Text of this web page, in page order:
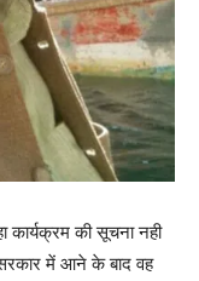
कार्यक्रम की सूचना नही
सरकार में आने के बाद वह